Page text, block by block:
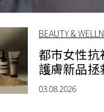
BEAUTY &
都市女性抗
護膚新品拯
03.08.2026